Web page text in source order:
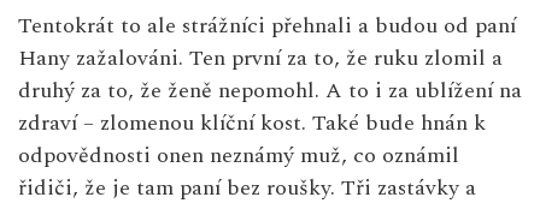
Tentokrát to ale strážníci přehnali a budou od paní
Hany zažalováni. Ten první za to, že ruku zlomil a
druhý za to, že ženě nepomohl. A to i za ublížení na
zdraví – zlomenou klíční kost. Také bude hnán k
odpovědnosti onen neznámý muž, co oznámil
řidiči, že je tam paní bez roušky. Tři zastávky a